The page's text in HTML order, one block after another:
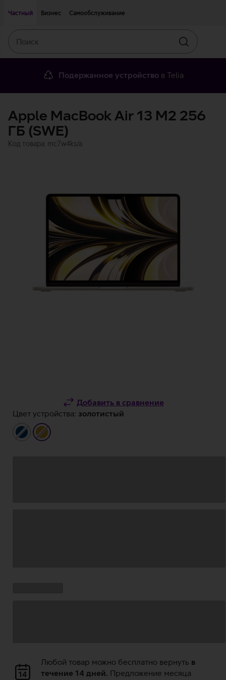
Частный
Бизнес Самообслуживание
Искать
Подержанное устройство в Telia
Apple MacBook Air 13 M2 256
ГБ (SWE)
Код товара: mc7w4ks/a
Добавить в сравнение
Цвет устройства: золотистый
тёмно-
синий
золотистый
Загрузка
данных
Любой товар можно бесплатно вернуть в
течение 14 дней. Предложение месяца